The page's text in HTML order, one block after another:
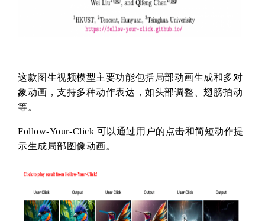
这款图生视频模型主要功能包括局部动画生成和多对
象动画，支持多种动作表达，如头部调整、翅膀拍动
等。
Follow-Your-Click 可以通过用户的点击和简短动作提
示生成局部图像动画。